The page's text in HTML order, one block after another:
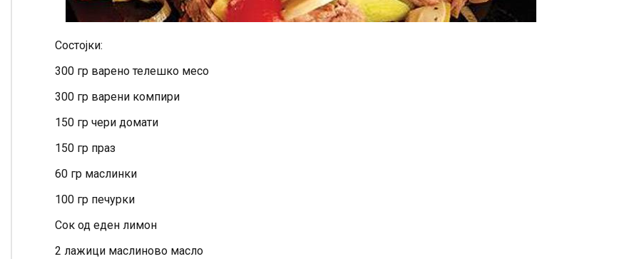
Состојки:
300 гр варено телешко месо
300 гр варени компири
150 гр чери домати
150 гр праз
60 гр маслинки
100 гр печурки
Сок од еден лимон
2 лажици маслиново масло